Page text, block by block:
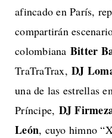
afincado en París,
compartirán
colombiana Bitter
TraTraTrax, DJ
una de las estrellas
Príncipe, DJ
León, cuyo himno